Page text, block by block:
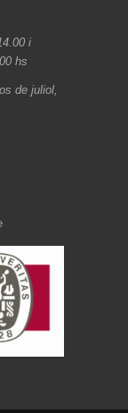
i
hs
de juliol,